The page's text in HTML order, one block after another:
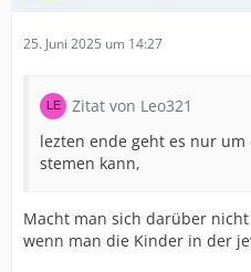
25. Juni 2025 um 14:27
Zitat von Leo321
lezten ende geht es nur
stemen kann,
Macht man sich darüber
wenn man die Kinder in der